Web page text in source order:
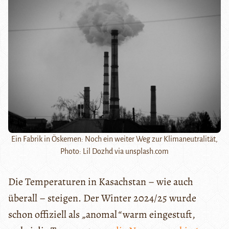
Ein Fabrik in Öskemen: Noch ein weiter Weg zur Klimaneutralität,
Photo: Lil Dozhd via unsplash.com
Die Temperaturen in Kasachstan – wie auch
überall – steigen. Der Winter 2024/25 wurde
schon offiziell als „anomal“warm eingestuft,